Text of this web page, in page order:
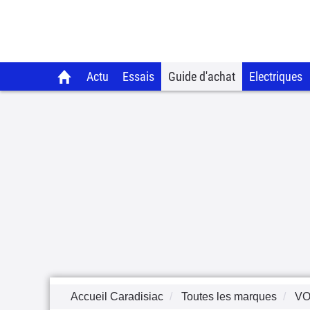
Actu Essais Guide d'achat Electriques
Accueil Caradisiac Toutes les marques